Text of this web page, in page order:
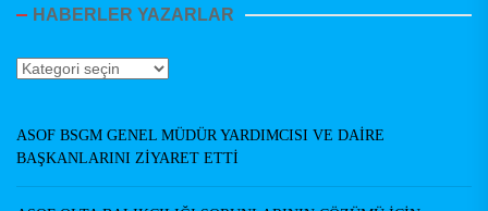
HABERLER YAZARLAR
Haberler
ASOF BSGM GENEL MÜDÜR YARDIMCISI VE DAİRE
BAŞKANLARINI ZİYARET ETTİ